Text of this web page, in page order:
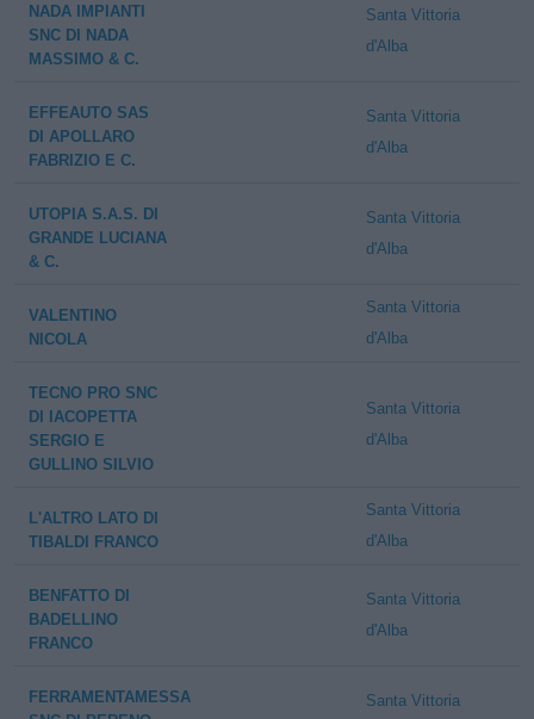
NADA IMPIANTI
SNC DI NADA
MASSIMO & C.
Santa Vittoria
d'Alba
EFFEAUTO SAS
DI APOLLARO
FABRIZIO E C.
Santa Vittoria
d'Alba
UTOPIA S.A.S. DI
GRANDE LUCIANA
& C.
Santa Vittoria
d'Alba
VALENTINO
NICOLA
Santa Vittoria
d'Alba
TECNO PRO SNC
DI IACOPETTA
SERGIO E
GULLINO SILVIO
Santa Vittoria
d'Alba
L'ALTRO LATO DI
TIBALDI FRANCO
Santa Vittoria
d'Alba
BENFATTO DI
BADELLINO
FRANCO
Santa Vittoria
d'Alba
FERRAMENTAMESSA
Santa Vittoria